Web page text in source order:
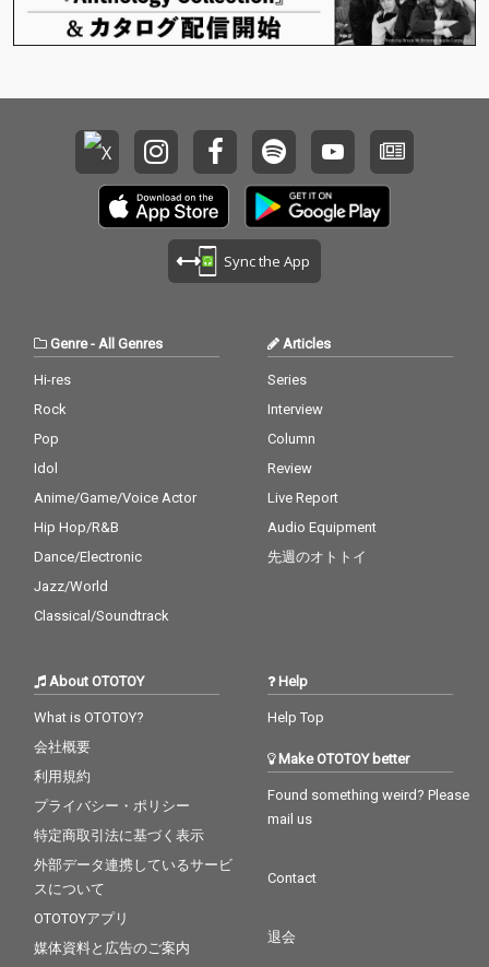
者数80万人を超えるお
笑い芸人・岡田康太と
曲『だいすっき』は、
ゆるくもエネルギッシ
ュなモバンドの「今」
が詰まった、渾身のリ
ードトラック！ 全11曲
に加え、CDにのみ『だ
いすっき（宅録 versio
n）』を収録した全12
者数80万人を超えるお
笑い芸人・岡田康太と
曲『だいすっき』は、
ゆるくもエネルギッシ
ュなモバンドの「今」
が詰まった、渾身のリ
ードトラック！ 全11曲
に加え、CDにのみ『だ
n）』を収録した全12
Sync the App
Genre- All Genres
Hi-res
Rock
Pop
Idol
Anime/Game/Voice Actor
Hip Hop/R&B
Dance/Electronic
Jazz/World
Classical/Soundtrack
Articles
Series
Interview
Column
Review
Live Report
Audio Equipment
先週のオトトイ
About OTOTOY
What is OTOTOY?
会社概要
利用規約
プライバシー・ポリシー
特定商取引法に基づく表示
外部データ連携しているサービ
スについて
OTOTOYアプリ
媒体資料と広告のご案内
Help
Help Top
Make OTOTOY better
Found something weird? Please
mail us
Contact
退会